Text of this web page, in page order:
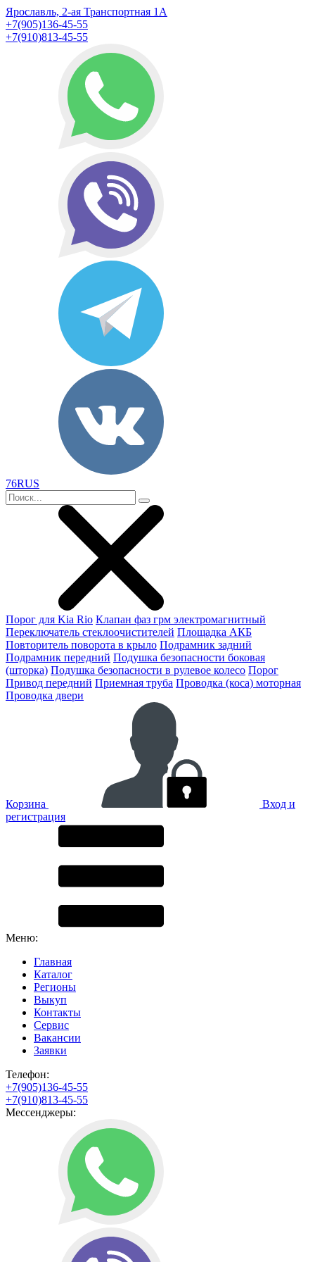
Ярославль, 2-ая Транспортная 1А
+7(905)136-45-55
+7(910)813-45-55
76RUS
Порог для Kia Rio Клапан фаз грм электромагнитный
Переключатель стеклоочистителей Площадка АКБ
Повторитель поворота в крыло Подрамник задний
Подрамник передний Подушка безопасности боковая
(шторка) Подушка безопасности в рулевое колесо Порог
Привод передний Приемная труба Проводка (коса) моторная
Проводка двери
Корзина
Вход и
регистрация
Меню:
Главная
Каталог
Регионы
Выкуп
Контакты
Сервис
Вакансии
Заявки
Телефон:
+7(905)136-45-55
+7(910)813-45-55
Мессенджеры: